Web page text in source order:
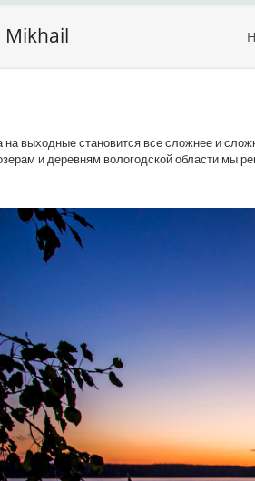
Mikhail
выходные становится все сложнее и
и деревням вологодской области мы